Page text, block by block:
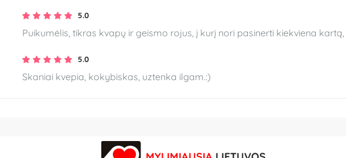
5.0
Puikumėlis, tikras kvapų ir geismo rojus, į kurį nori pasinerti kiekviena
5.0
Skaniai kvepia, kokybiskas, uztenka ilgam.:)